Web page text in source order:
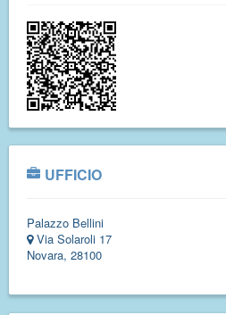
UFFICIO
Palazzo Bellini
Via Solaroli 17
Novara, 28100